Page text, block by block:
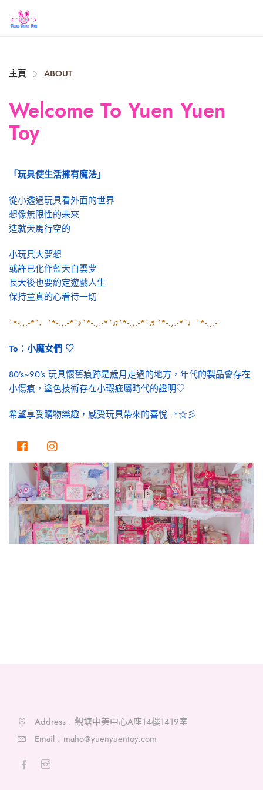
主頁 ABOUT
Welcome To Yuen Yuen
Toy
「玩具使生活擁有魔法」
從小透過玩具看外面的世界
想像無限性的未來
造就天馬行空的
小玩具大夢想
或許已化作藍天白雲夢
長大後也要約定遊戲人生
保持童真的心看待一切
`*-.,.-*`♩`*-.,.-*`♪`*-.,.-*`♫`*-.,.-*`♬`*-.,.-*`♩`*-.,.-
To：小魔女們 ♡
80’s~90’s 玩具懷舊痕跡是歲月走過的地方，年代的製品會存在
小傷痕，塗色技術存在小瑕疵屬時代的證明♡
希望享受購物樂趣，感受玩具帶來的喜悅 .*☆彡
Address : 觀塘中美中心A座14樓1419室
Email : maho@yuenyuentoy.com
Close